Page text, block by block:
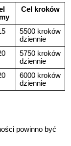
Cel kroków
5500 kroków
dziennie
5750 kroków
dziennie
6000 kroków
dziennie
powinno być